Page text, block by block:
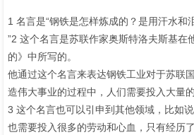
1 名言是“钢铁是怎样炼成的？是用汗水和
”2 这个名言是苏联作家奥斯特洛夫斯基在
的》中所写的。
他通过这个名言来表达钢铁工业对于苏联
造伟大事业的过程中，人们需要投入大量
3 这个名言也可以引申到其他领域，比如
也需要投入很多的劳动和心血，只有经历